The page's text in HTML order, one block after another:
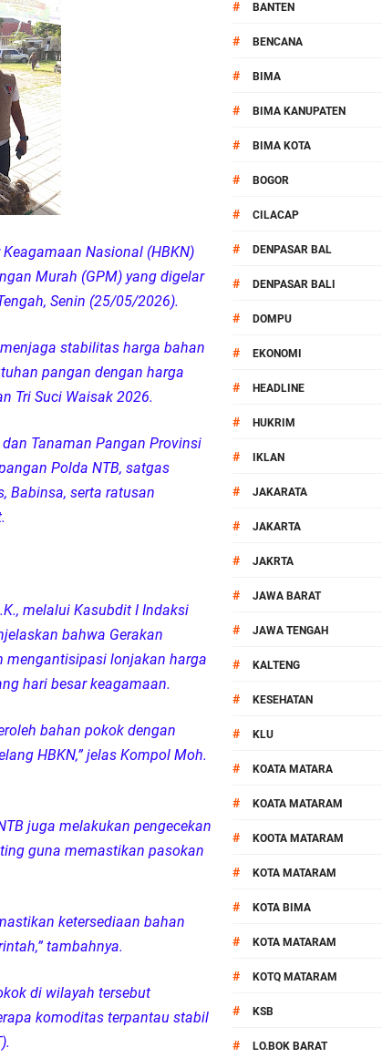
Bersana BB
Bendungan Meninting
Taman Perkuat Sinergitas
Intensifkan fungsi Polmas
Dijual ke Lombok Tengah
Polri dan Masyarakat
Kapolri Cup 2026
Lewat Patroli
Merah Putih
Nasional (HBKN)
Murah (GPM) yang digelar
Senin (25/05/2026).
stabilitas harga bahan
pangan dengan harga
Tri Suci Waisak 2026.
Tanaman Pangan Provinsi
Polda NTB, satgas
Babinsa, serta ratusan
melalui Kasubdit I Indaksi
bahwa Gerakan
mengantisipasi lonjakan harga
hari besar keagamaan.
bahan pokok dengan
HBKN,” jelas Kompol Moh.
juga melakukan pengecekan
guna memastikan pasokan
ketersediaan bahan
tambahnya.
di wilayah tersebut
komoditas terpantau stabil
# BANTEN
# BENCANA
# BIMA
# BIMA KANUPATEN
# BIMA KOTA
# BOGOR
# CILACAP
# DENPASAR BAL
# DENPASAR BALI
# DOMPU
# EKONOMI
# HEADLINE
# HUKRIM
# IKLAN
# JAKARATA
# JAKARTA
# JAKRTA
# JAWA BARAT
# JAWA TENGAH
# KALTENG
# KESEHATAN
# KLU
# KOATA MATARA
# KOATA MATARAM
# KOOTA MATARAM
# KOTA MATARAM
# KOTA BIMA
# KOTA MATARAM
# KOTQ MATARAM
# KSB
# LO.BOK BARAT